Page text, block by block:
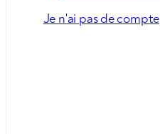
Je n'ai pas de compte